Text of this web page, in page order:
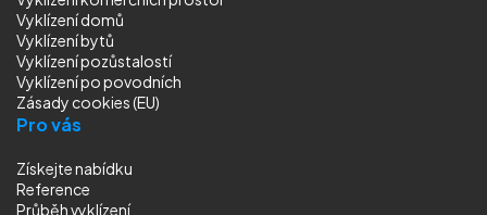
Vyklízení domů
Vyklízení bytů
Vyklízení pozůstalostí
Vyklízenípo povodních
Zásady cookies (EU)
Pro vás
Získejte nabídku
Reference
Průběh vyklízení